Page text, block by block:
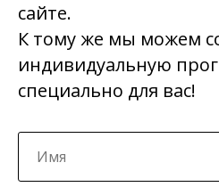
сайте.
К тому же мы можем
индивидуальную
специально для вас!